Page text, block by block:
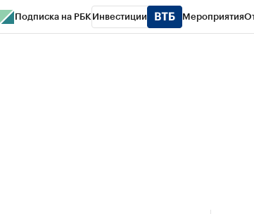
Подписка на РБК Инвестиции Мероприятия